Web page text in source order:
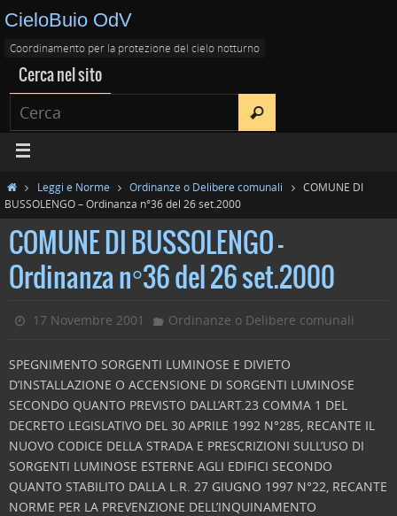
CieloBuio OdV
Coordinamento per la protezione del cielo notturno
Cerca nel sito
Leggi e Norme Ordinanze o Delibere comunali
COMUNE DI
BUSSOLENGO – Ordinanza n°36 del 26 set.2000
COMUNE DI BUSSOLENGO –
Ordinanza n°36 del 26 set.2000
17 Novembre 2001 Ordinanze o Delibere comunali
SPEGNIMENTO SORGENTI LUMINOSE E DIVIETO
D’INSTALLAZIONE O ACCENSIONE DI SORGENTI LUMINOSE
SECONDO QUANTO PREVISTO DALL’ART.23 COMMA 1 DEL
DECRETO LEGISLATIVO DEL 30 APRILE 1992 N°285, RECANTE IL
NUOVO CODICE DELLA STRADA E PRESCRIZIONI SULL’USO DI
SORGENTI LUMINOSE ESTERNE AGLI EDIFICI SECONDO
QUANTO STABILITO DALLA L.R. 27 GIUGNO 1997 N°22, RECANTE
NORME PER LA PREVENZIONE DELL’INQUINAMENTO